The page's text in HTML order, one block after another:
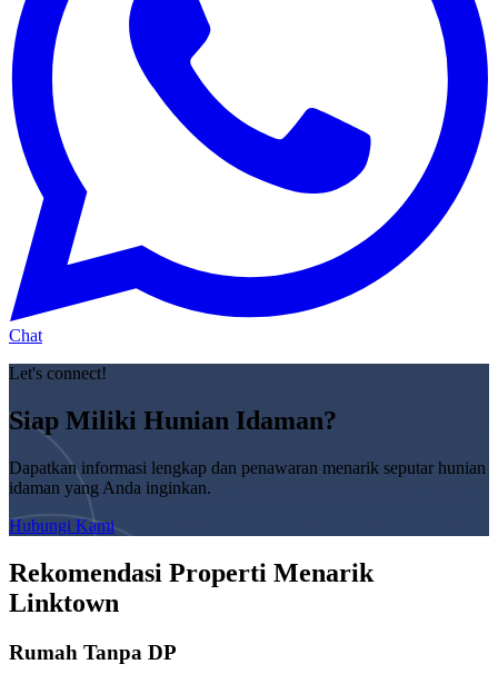
Chat
Let's connect!
Siap Miliki Hunian Idaman?
Dapatkan informasi lengkap dan penawaran menarik seputar hunian
idaman yang Anda inginkan.
Hubungi Kami
Rekomendasi Properti Menarik
Linktown
Rumah Tanpa DP